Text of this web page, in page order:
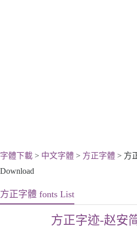
字體下載 > 中文字體 > 方正字體 > 方
Download
方正字體 fonts List
方正字迹-赵安